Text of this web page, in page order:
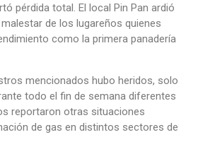
pérdida total. El local Pin Pan ardió
de los lugareños quienes
como la primera panadería
mencionados hubo heridos, solo
todo el fin de semana diferentes
reportaron otras situaciones
de gas en distintos sectores de